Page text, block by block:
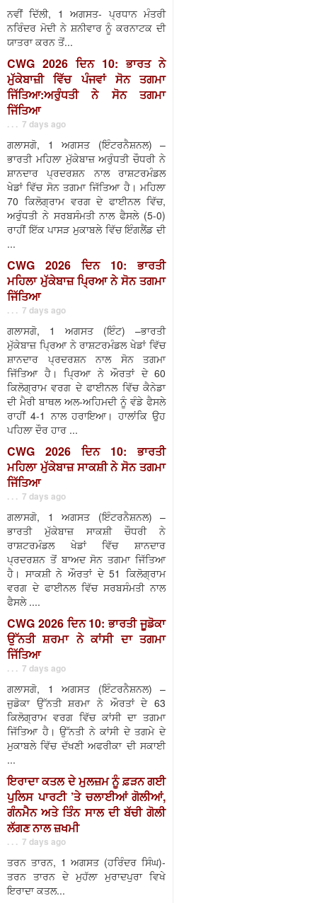
ਨਵੀਂ ਦਿੱਲੀ, 1 ਅਗਸਤ- ਪ੍ਰਧਾਨ ਮੰਤਰੀ
ਨਰਿੰਦਰ ਮੋਦੀ ਨੇ ਸ਼ਨੀਵਾਰ ਨੂੰ ਕਰਨਾਟਕ ਦੀ
ਯਾਤਰਾ ਕਰਨ ਤੋਂ...
CWG 2026 ਦਿਨ 10: ਭਾਰਤ ਨੇ
ਮੁੱਕੇਬਾਜ਼ੀ ਵਿੱਚ ਪੰਜਵਾਂ ਸੋਨ ਤਗਮਾ
ਜਿੱਤਿਆ:ਅਰੁੰਧਤੀ ਨੇ ਸੋਨ ਤਗਮਾ
ਜਿੱਤਿਆ
. . . 7 days ago
ਗਲਾਸਗੋ, 1 ਅਗਸਤ (ਇੰਟਰਨੈਸ਼ਨਲ) –
ਭਾਰਤੀ ਮਹਿਲਾ ਮੁੱਕੇਬਾਜ਼ ਅਰੁੰਧਤੀ ਚੌਧਰੀ ਨੇ
ਸ਼ਾਨਦਾਰ ਪ੍ਰਦਰਸ਼ਨ ਨਾਲ ਰਾਸ਼ਟਰਮੰਡਲ
ਖੇਡਾਂ ਵਿੱਚ ਸੋਨ ਤਗਮਾ ਜਿੱਤਿਆ ਹੈ। ਮਹਿਲਾ
70 ਕਿਲੋਗ੍ਰਾਮ ਵਰਗ ਦੇ ਫਾਈਨਲ ਵਿੱਚ,
ਅਰੁੰਧਤੀ ਨੇ ਸਰਬਸੰਮਤੀ ਨਾਲ ਫੈਸਲੇ (5-0)
ਰਾਹੀਂ ਇੱਕ ਪਾਸੜ ਮੁਕਾਬਲੇ ਵਿੱਚ ਇੰਗਲੈਂਡ ਦੀ
...
CWG 2026 ਦਿਨ 10: ਭਾਰਤੀ
ਮਹਿਲਾ ਮੁੱਕੇਬਾਜ਼ ਪ੍ਰਿਆ ਨੇ ਸੋਨ ਤਗਮਾ
ਜਿੱਤਿਆ
. . . 7 days ago
ਗਲਾਸਗੋ, 1 ਅਗਸਤ (ਇੰਟ) –ਭਾਰਤੀ
ਮੁੱਕੇਬਾਜ਼ ਪ੍ਰਿਆ ਨੇ ਰਾਸ਼ਟਰਮੰਡਲ ਖੇਡਾਂ ਵਿੱਚ
ਸ਼ਾਨਦਾਰ ਪ੍ਰਦਰਸ਼ਨ ਨਾਲ ਸੋਨ ਤਗਮਾ
ਜਿੱਤਿਆ ਹੈ। ਪ੍ਰਿਆ ਨੇ ਔਰਤਾਂ ਦੇ 60
ਕਿਲੋਗ੍ਰਾਮ ਵਰਗ ਦੇ ਫਾਈਨਲ ਵਿੱਚ ਕੈਨੇਡਾ
ਦੀ ਮੈਰੀ ਬਾਥਲ ਅਲ-ਅਹਿਮਦੀ ਨੂੰ ਵੰਡੇ ਫੈਸਲੇ
ਰਾਹੀਂ 4-1 ਨਾਲ ਹਰਾਇਆ। ਹਾਲਾਂਕਿ ਉਹ
ਪਹਿਲਾ ਦੌਰ ਹਾਰ ...
CWG 2026 ਦਿਨ 10: ਭਾਰਤੀ
ਮਹਿਲਾ ਮੁੱਕੇਬਾਜ਼ ਸਾਕਸ਼ੀ ਨੇ ਸੋਨ ਤਗਮਾ
ਜਿੱਤਿਆ
. . . 7 days ago
ਗਲਾਸਗੋ, 1 ਅਗਸਤ (ਇੰਟਰਨੈਸ਼ਨਲ) –
ਭਾਰਤੀ ਮੁੱਕੇਬਾਜ਼ ਸਾਕਸ਼ੀ ਚੌਧਰੀ ਨੇ
ਰਾਸ਼ਟਰਮੰਡਲ ਖੇਡਾਂ ਵਿੱਚ ਸ਼ਾਨਦਾਰ
ਪ੍ਰਦਰਸ਼ਨ ਤੋਂ ਬਾਅਦ ਸੋਨ ਤਗਮਾ ਜਿੱਤਿਆ
ਹੈ। ਸਾਕਸ਼ੀ ਨੇ ਔਰਤਾਂ ਦੇ 51 ਕਿਲੋਗ੍ਰਾਮ
ਵਰਗ ਦੇ ਫਾਈਨਲ ਵਿੱਚ ਸਰਬਸੰਮਤੀ ਨਾਲ
ਫੈਸਲੇ ....
CWG 2026 ਦਿਨ 10: ਭਾਰਤੀ ਜੂਡੋਕਾ
ਉੱਨਤੀ ਸ਼ਰਮਾ ਨੇ ਕਾਂਸੀ ਦਾ ਤਗਮਾ
ਜਿੱਤਿਆ
. . . 7 days ago
ਗਲਾਸਗੋ, 1 ਅਗਸਤ (ਇੰਟਰਨੈਸ਼ਨਲ) –
ਜੁਡੋਕਾ ਉੱਨਤੀ ਸ਼ਰਮਾ ਨੇ ਔਰਤਾਂ ਦੇ 63
ਕਿਲੋਗ੍ਰਾਮ ਵਰਗ ਵਿੱਚ ਕਾਂਸੀ ਦਾ ਤਗਮਾ
ਜਿੱਤਿਆ ਹੈ। ਉੱਨਤੀ ਨੇ ਕਾਂਸੀ ਦੇ ਤਗਮੇ ਦੇ
ਮੁਕਾਬਲੇ ਵਿੱਚ ਦੱਖਣੀ ਅਫਰੀਕਾ ਦੀ ਸਕਾਈ
...
ਇਰਾਦਾ ਕਤਲ ਦੇ ਮੁਲਜ਼ਮ ਨੂੰ ਫ਼ੜਨ ਗਈ
ਪੁਲਿਸ ਪਾਰਟੀ ’ਤੇ ਚਲਾਈਆਂ ਗੋਲੀਆਂ,
ਗੰਨਮੈਨ ਅਤੇ ਤਿੰਨ ਸਾਲ ਦੀ ਬੱਚੀ ਗੋਲੀ
ਲੱਗਣ ਨਾਲ ਜ਼ਖਮੀ
. . . 7 days ago
ਤਰਨ ਤਾਰਨ, 1 ਅਗਸਤ (ਹਰਿੰਦਰ ਸਿੰਘ)-
ਤਰਨ ਤਾਰਨ ਦੇ ਮੁਹੱਲਾ ਮੁਰਾਦਪੁਰਾ ਵਿਖੇ
ਇਰਾਦਾ ਕਤਲ...